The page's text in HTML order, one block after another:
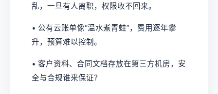
乱，一旦有人离职，权限收不回来。
• 公有云账单像“温水煮青蛙”，费用逐年攀
升，预算难以控制。
• 客户资料、合同文档存放在第三方机房，安
全与合规谁来保证？